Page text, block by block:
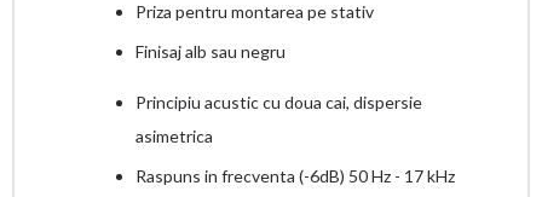
Priza pentru montarea pe stativ
Finisaj alb sau negru
Principiu acustic cu doua cai, dispersie
asimetrica
Raspuns in frecventa (-6dB) 50 Hz - 17 kHz